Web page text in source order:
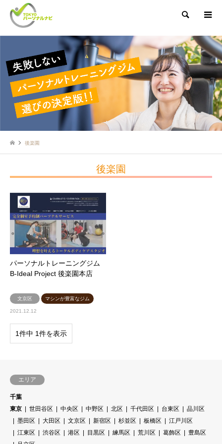
検索
後楽園
後楽園
パーソナルトレーニングジム
B-Ideal Project 後楽園本店
文京区 マシンが豊富なジム
2021.12.12
1件中 1件を表示
エリア
千葉
東京
世田谷区 中央区 中野区 北区 千代田区 台東区
品川区
墨田区
大田区 文京区 新宿区 杉並区 板橋区
江戸川区
江東区
渋谷区 港区 目黒区 練馬区 荒川区 葛飾区
豊島区